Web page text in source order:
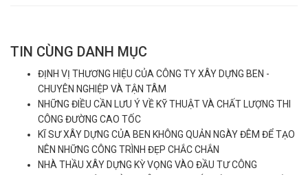
TIN CÙNG DANH MỤC
ĐỊNH VỊ THƯƠNG HIỆU CỦA CÔNG TY XÂY DỰNG BEN -
CHUYÊN NGHIỆP VÀ TẬN TÂM
NHỮNG ĐIỀU CẦN LƯU Ý VỀ KỸ THUẬT VÀ CHẤT LƯỢNG THI
CÔNG ĐƯỜNG CAO TỐC
KĨ SƯ XÂY DỰNG CỦA BEN KHÔNG QUẢN NGÀY ĐÊM ĐỂ TẠO
NÊN NHỮNG CÔNG TRÌNH ĐẸP CHẮC CHẮN
NHÀ THẦU XÂY DỰNG KỲ VỌNG VÀO ĐẦU TƯ CÔNG